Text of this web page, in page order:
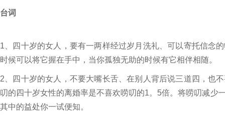
台词
1、四十岁的女人，要有一两样经过岁月洗礼、可以寄托信念
时候可以将它握在手中，当你孤独无助的时候有它相伴相随。
2、四十岁的女人，不要大嘴长舌、在别人背后说三道四，也
叨的四十岁女性的离婚率是不喜欢唠叨的1。5倍。将唠叨减少
其中的益处你一试便知。